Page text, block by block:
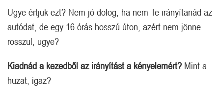
Ugye értjük ezt? Nem jó dolog, ha nem Te irányítanád az
autódat, de egy 16 órás hosszú úton, azért nem jönne
rosszul, ugye?
Kiadnád a kezedből az irányítást a kényelemért? Mint a
huzat, igaz?